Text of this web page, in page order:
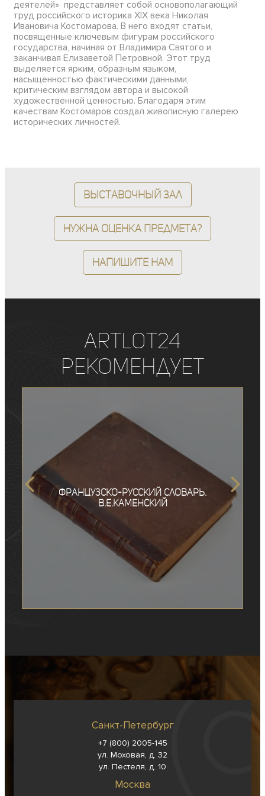
деятелей» представляет собой основополагающий
труд российского историка XIX века Николая
Ивановича Костомарова. В него входят статьи,
посвященные ключевым фигурам российского
государства, начиная от Владимира Святого и
заканчивая Елизаветой Петровной. Этот труд
выделяется ярким, образным языком,
насыщенностью фактическими данными,
критическим взглядом автора и высокой
художественной ценностью. Благодаря этим
качествам Костомаров создал живописную галерею
исторических личностей.
Выставочный зал
Нужна оценка предмета?
Напишите нам
ArtLot24
рекомендует
Французско-русский словарь.
В.Е.Каменский
Санкт-Петербург
+7 (800) 2005-145
ул. Моховая, д. 32
ул. Пестеля, д. 10
Москва